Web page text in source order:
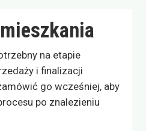
na etapie
i finalizacji
go wcześniej, aby
po znalezieniu